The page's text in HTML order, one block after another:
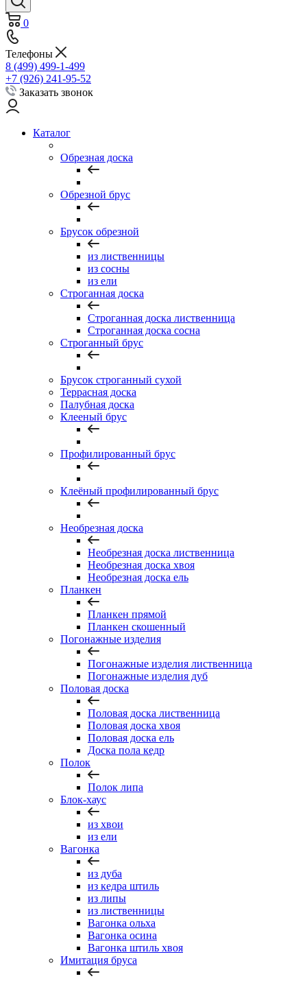
0
Телефоны
8 (499) 499-1-499
+7 (926) 241-95-52
Заказать звонок
Каталог
Обрезная доска
Обрезной брус
Брусок обрезной
из лиственницы
из сосны
из ели
Строганная доска
Строганная доска лиственница
Строганная доска сосна
Строганный брус
Брусок строганный сухой
Террасная доска
Палубная доска
Клееный брус
Профилированный брус
Клеёный профилированный брус
Необрезная доска
Необрезная доска лиственница
Необрезная доска хвоя
Необрезная доска ель
Планкен
Планкен прямой
Планкен скошенный
Погонажные изделия
Погонажные изделия лиственница
Погонажные изделия дуб
Половая доска
Половая доска лиственница
Половая доска хвоя
Половая доска ель
Доска пола кедр
Полок
Полок липа
Блок-хаус
из хвои
из ели
Вагонка
из дуба
из кедра штиль
из липы
из лиственницы
Вагонка ольха
Вагонка осина
Вагонка штиль хвоя
Имитация бруса